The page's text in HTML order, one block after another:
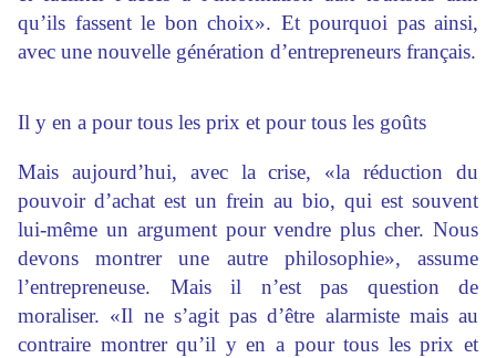
qu’ils fassent le bon choix». Et pourquoi pas ainsi,
avec une nouvelle génération d’entrepreneurs français.
Il y en a pour tous les prix et pour tous les goûts
Mais aujourd’hui, avec la crise, «la réduction du
pouvoir d’achat est un frein au bio, qui est souvent
lui-même un argument pour vendre plus cher. Nous
devons montrer une autre philosophie», assume
l’entrepreneuse. Mais il n’est pas question de
moraliser. «Il ne s’agit pas d’être alarmiste mais au
contraire montrer qu’il y en a pour tous les prix et